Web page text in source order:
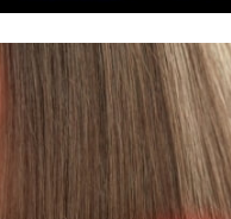
4 mini
skin, T-zone
4 go
or gym bag
拉護理
anti-aging skincare
設備
facelift devices
3 mini
therapy device for
3 go
red light therapy
silicone sonic
4 baby
0-3
102
clinical anti-aging
202
301
hair strengthening scalp
肌膚年輕化
NEW
501
Red Light
預計送達
預計送達
預計送達